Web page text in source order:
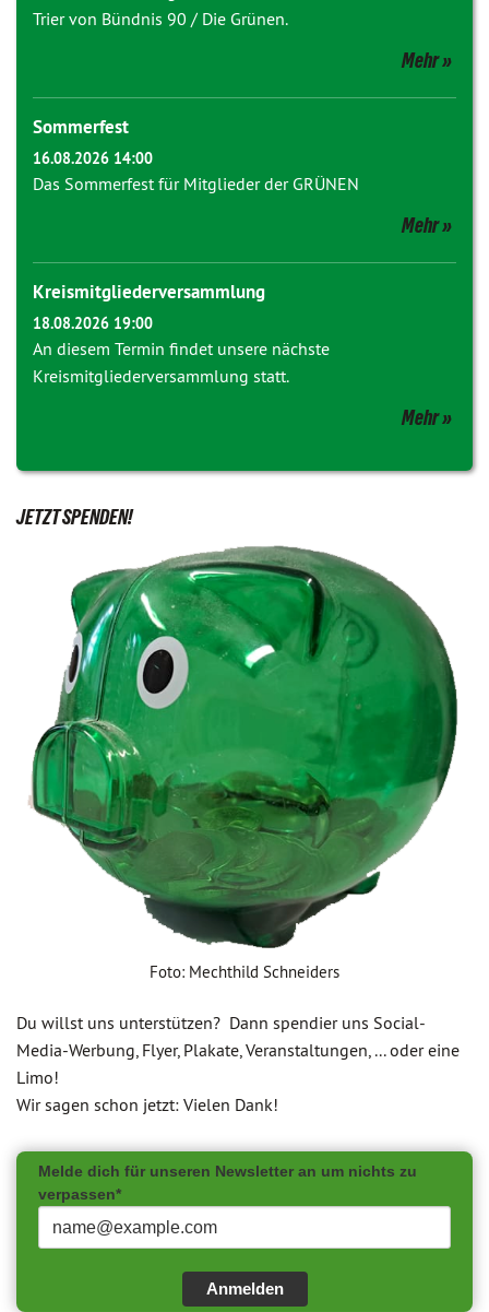
Trier von Bündnis 90 / Die Grünen.
Mehr
Sommerfest
16.08.2026 14:00
Das Sommerfest für Mitglieder der GRÜNEN
Mehr
Kreismitgliederversammlung
18.08.2026 19:00
An diesem Termin findet unsere nächste
Kreismitgliederversammlung statt.
Mehr
JETZT SPENDEN!
Foto: Mechthild Schneiders
Du willst uns unterstützen? Dann spendier uns Social-
Media-Werbung, Flyer, Plakate, Veranstaltungen, ... oder eine
Limo!
Wir sagen schon jetzt: Vielen Dank!
Melde dich für unseren Newsletter an um nichts zu
verpassen*
Anmelden